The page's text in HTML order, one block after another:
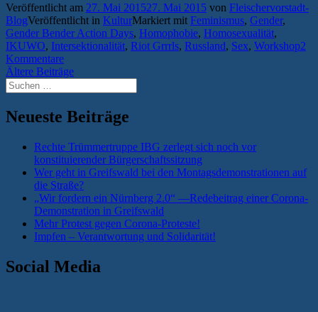
Action
Days
2015:
Vulven,
Veröffentlicht am 27. Mai 201527. Mai 2015 von Fleischervorstadt-
BlogVeröffentlicht in KulturMarkiert mit Feminismus, Gender,
Gender Bender Action Days, Homophobie, Homosexualität,
IKUWO, Intersektionalität, Riot Grrrls, Russland, Sex, Workshop2
Kommentare
Beitragsnavigation
Ältere Beiträge
Suchen
nach:
Neueste Beiträge
Rechte Trümmertruppe IBG zerlegt sich noch vor
konstituierender Bürgerschaftssitzung
Wer geht in Greifswald bei den Montagsdemonstrationen auf
die Straße?
„Wir fordern ein Nürnberg 2.0“ —Redebeitrag einer Corona-
Demonstration in Greifswald
Mehr Protest gegen Corona-Proteste!
Impfen – Verantwortung und Solidarität!
Social Media